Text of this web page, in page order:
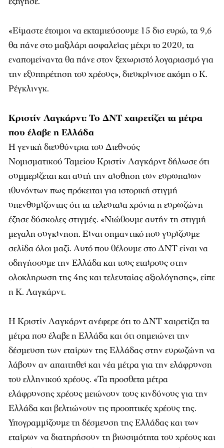
«Είμαστε έτοιμοι να εκταμιεύσουμε 15 δισ ευρώ, τα 9,6
θα πάνε στο μαξιλάρι ασφαλείας μέχρι το 2020, τα
εναπομείναντα θα πάνε στον ξεχωριστό λογαριασμό για
την εξυπηρέτηση του χρέους», διευκρίνισε ακόμη ο Κ.
Ρέγκλινγκ.
Κριστίν Λαγκάρντ: Το ΔΝΤ χαιρετίζει τα μέτρα
που έλαβε η Ελλάδα
Η γενική διευθύντρια του Διεθνούς
Νομισματικού Ταμείου Κριστίν Λαγκάρντ δήλωσε ότι
συμμερίζεται και αυτή την αίσθηση των ευρωπαίων
ιθυνόντων πως πρόκειται για ιστορική στιγμή
υπενθυμίζοντας ότι τα τελευταία χρόνια η ευρωζώνη
έζησε δύσκολες στιγμές. «Νιώθουμε αυτήν τη στιγμή
μεγαλη συγκίνηση. Είναι σημαντικό που γυρίζουμε
σελίδα όλοι μαζί. Αυτό που θέλουμε στο ΔΝΤ είναι να
οδηγήσουμε την Ελλάδα και τους εταίρους στην
ολοκληρωση της 4ης και τελευταίας αξιολόγησης», είπε
η Κ. Λαγκάρντ.
Η Κριστίν Λαγκάρντ ανέφερε ότι το ΔΝΤ χαιρετίζει τα
μέτρα που έλαβε η Ελλάδα και ότι σημειώνει την
δέσμευση των εταίρων της Ελλάδας στην ευρωζώνη να
λάβουν αν απαιτηθεί και νέα μέτρα για την ελάφρυνση
του ελληνικού χρέους. «Τα προσθετα μέτρα
ελάφρυνσης χρέους μειώνουν τους κινδύνους για την
Ελλάδα και βελτιώνουν τις προοπτικές χρέους της.
Υπογραμμίζουμε τη δέσμευση της Ελλάδας και των
εταίρων να διατηρήσουν τη βιωσιμότητα του χρέους και